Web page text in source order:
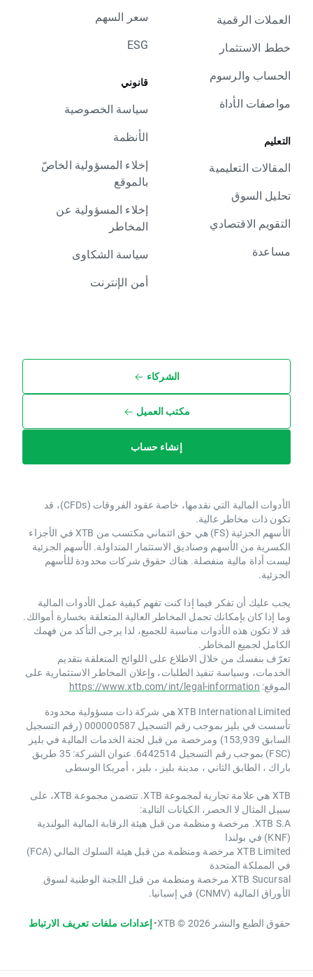
العملات الرقمية
خطط الاستثمار
الحساب والرسوم
مواصفات الأداة
التعليم
المقالات التعليمية
تحليل السوق
التقويم الاقتصادي
مساعدة
سعر السهم
ESG
قانوني
سياسة الخصوصية
الأنظمة
إخلاء المسؤولية الخاصّ
بالموقع
إخلاء المسؤولية عن
المخاطر
سياسة الشكاوى
أمن الإنترنت
الشركاء
مكتب العميل
إنشاء حساب
الأدوات المالية التي نقدمها، خاصة عقود الفروقات (CFDs)، قد
تكون ذات مخاطر عالية.
الأسهم الجزئية (FS) هي حق ائتماني مكتسب من XTB ​​في الأجزاء
الكسرية من الأسهم وصناديق الاستثمار المتداولة. الأسهم الجزئية
ليست أداة مالية منفصلة. هناك حقوق شركات محدودة للأسهم
الجزئية.
يجب عليك أن تفكر فيما إذا كنت تفهم كيفية عمل الأدوات المالية
وما إذا كان بإمكانك تحمل المخاطر العالية المتعلقة بخسارة أموالك.
قد لا تكون هذه الأدوات مناسبة للجميع، لذا يرجى التأكد من فهمك
الكامل لجميع المخاطر.
تعرّف بنفسك من خلال الاطلاع على اللوائح المتعلقة بتقديم
الخدمات، وسياسة تنفيذ الطلبات، وإعلان المخاطر الاستثمارية على
الموقع: https://www.xtb.com/int/legal-information
XTB International Limited هي شركة ذات مسؤولية محدودة
تأسست في بليز بموجب رقم التسجيل 000000587 (رقم التسجيل
السابق 153,939) ومرخصة من قبل لجنة الخدمات المالية في بليز
(FSC) بموجب رقم التسجيل 6442514. عنوان الشركة: 35 طريق
باراك ، الطابق الثاني ، مدينة بليز ، بليز ، أمريكا الوسطى
XTB هي علامة تجارية لمجموعة XTB. تتضمن مجموعة XTB، على
سبيل المثال لا الحصر، الكيانات التالية:
XTB S.A. مرخصة ومنظمة من قبل هيئة الرقابة المالية البولندية
(KNF) في بولندا
XTB Limited مرخصة ومنظمة من قبل هيئة السلوك المالي (FCA)
في المملكة المتحدة
XTB Sucursal مرخصة ومنظمة من قبل اللجنة الوطنية لسوق
الأوراق المالية (CNMV) في إسبانيا.
حقوق الطبع والنشر 2026 © XTB •إعدادات ملفات تعريف الارتباط